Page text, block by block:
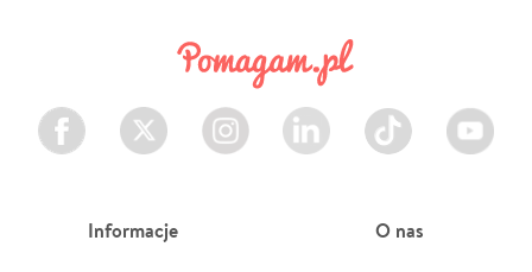
Facebook Twitter Instagram LinkedIn TikTok Youtube
Informacje O nas